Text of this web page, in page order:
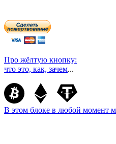
Про жёлтую кнопку:
что это, как, зачем...
В этом блоке в любой момент